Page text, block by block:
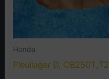
Honda
Pleullager D, CB250T,T2